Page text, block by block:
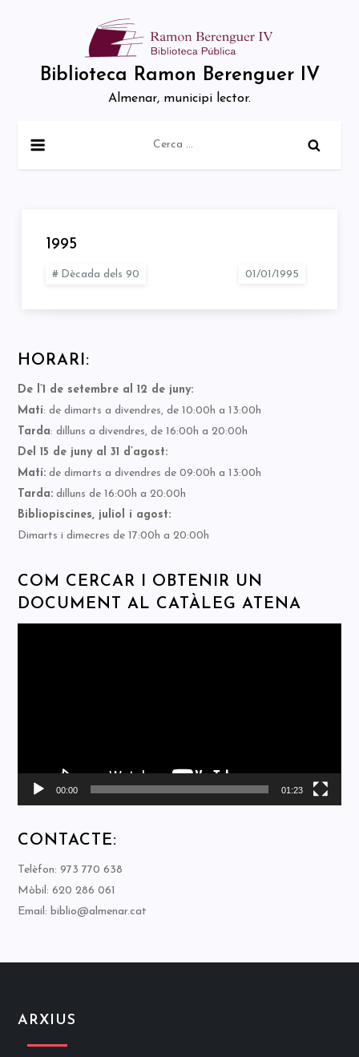
Biblioteca Ramon Berenguer IV
Almenar, municipi lector.
1995
Dècada dels 90
HORARI:
De l’1 de setembre al 12 de juny:
Matí: de dimarts a divendres, de 10:00h a 13:00h
Tarda: dilluns a divendres, de 16:00h a 20:00h
Del 15 de juny al 31 d’agost:
Matí: de dimarts a divendres de 09:00h a 13:00h
Tarda: dilluns de 16:00h a 20:00h
Bibliopiscines, juliol i agost:
Dimarts i dimecres de 17:00h a 20:00h
COM CERCAR I OBTENIR UN
DOCUMENT AL CATÀLEG ATENA
00:00 01:23
CONTACTE:
Telèfon: 973 770 638
Mòbil: 620 286 061
Email: biblio@almenar.cat
ARXIUS